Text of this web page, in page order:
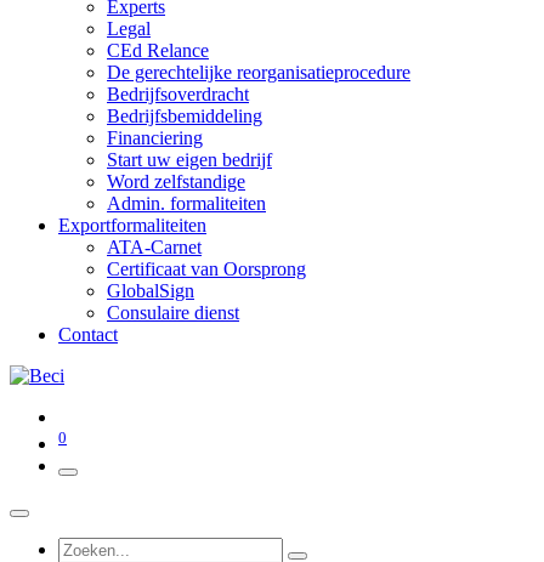
Experts
Legal
CEd Relance
De gerechtelijke reorganisatieprocedure
Bedrijfsoverdracht
Bedrijfsbemiddeling
Financiering
Start uw eigen bedrijf
Word zelfstandige
Admin. formaliteiten
Exportformaliteiten
ATA-Carnet
Certificaat van Oorsprong
GlobalSign
Consulaire dienst
Contact
0